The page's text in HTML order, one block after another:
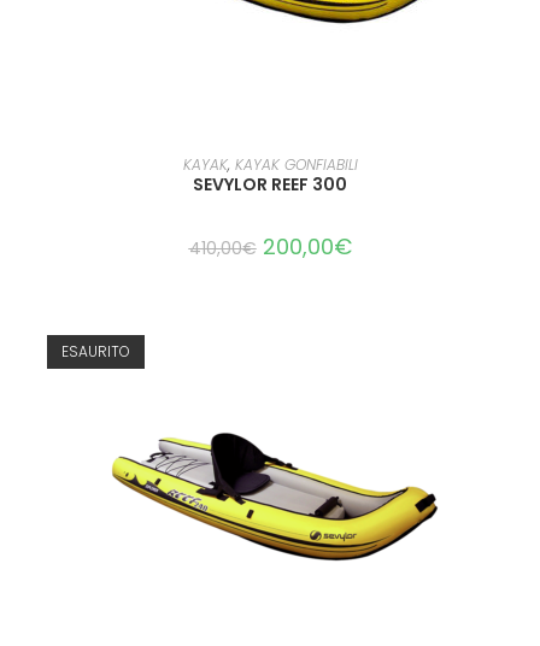
AGGIUNGI AL CARRELLO
KAYAK, KAYAK GONFIABILI
SEVYLOR REEF 300
410,00€ 200,00€
ESAURITO